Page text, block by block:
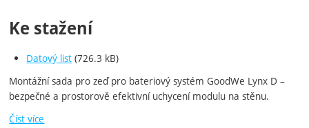
Ke stažení
Datový list (726.3 kB)
Montážní sada pro zeď pro bateriový systém GoodWe Lynx D –
bezpečné a prostorově efektivní uchycení modulu na stěnu.
Číst více